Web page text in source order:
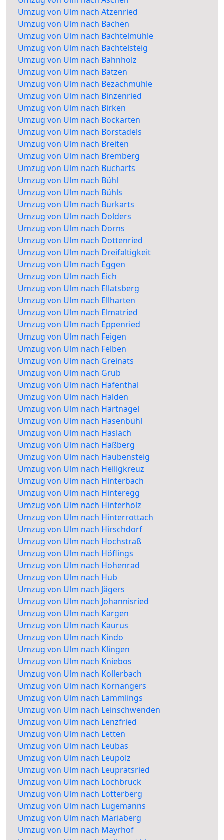
Umzug von Ulm nach Atzenried
Umzug von Ulm nach Bachen
Umzug von Ulm nach Bachtelmühle
Umzug von Ulm nach Bachtelsteig
Umzug von Ulm nach Bahnholz
Umzug von Ulm nach Batzen
Umzug von Ulm nach Bezachmühle
Umzug von Ulm nach Binzenried
Umzug von Ulm nach Birken
Umzug von Ulm nach Bockarten
Umzug von Ulm nach Borstadels
Umzug von Ulm nach Breiten
Umzug von Ulm nach Bremberg
Umzug von Ulm nach Bucharts
Umzug von Ulm nach Bühl
Umzug von Ulm nach Bühls
Umzug von Ulm nach Burkarts
Umzug von Ulm nach Dolders
Umzug von Ulm nach Dorns
Umzug von Ulm nach Dottenried
Umzug von Ulm nach Dreifaltigkeit
Umzug von Ulm nach Eggen
Umzug von Ulm nach Eich
Umzug von Ulm nach Ellatsberg
Umzug von Ulm nach Ellharten
Umzug von Ulm nach Elmatried
Umzug von Ulm nach Eppenried
Umzug von Ulm nach Feigen
Umzug von Ulm nach Felben
Umzug von Ulm nach Greinats
Umzug von Ulm nach Grub
Umzug von Ulm nach Hafenthal
Umzug von Ulm nach Halden
Umzug von Ulm nach Härtnagel
Umzug von Ulm nach Hasenbühl
Umzug von Ulm nach Haslach
Umzug von Ulm nach Haßberg
Umzug von Ulm nach Haubensteig
Umzug von Ulm nach Heiligkreuz
Umzug von Ulm nach Hinterbach
Umzug von Ulm nach Hinteregg
Umzug von Ulm nach Hinterholz
Umzug von Ulm nach Hinterrottach
Umzug von Ulm nach Hirschdorf
Umzug von Ulm nach Hochstraß
Umzug von Ulm nach Höflings
Umzug von Ulm nach Hohenrad
Umzug von Ulm nach Hub
Umzug von Ulm nach Jägers
Umzug von Ulm nach Johannisried
Umzug von Ulm nach Kargen
Umzug von Ulm nach Kaurus
Umzug von Ulm nach Kindo
Umzug von Ulm nach Klingen
Umzug von Ulm nach Kniebos
Umzug von Ulm nach Kollerbach
Umzug von Ulm nach Kornangers
Umzug von Ulm nach Lämmlings
Umzug von Ulm nach Leinschwenden
Umzug von Ulm nach Lenzfried
Umzug von Ulm nach Letten
Umzug von Ulm nach Leubas
Umzug von Ulm nach Leupolz
Umzug von Ulm nach Leupratsried
Umzug von Ulm nach Lochbruck
Umzug von Ulm nach Lotterberg
Umzug von Ulm nach Lugemanns
Umzug von Ulm nach Mariaberg
Umzug von Ulm nach Mayrhof